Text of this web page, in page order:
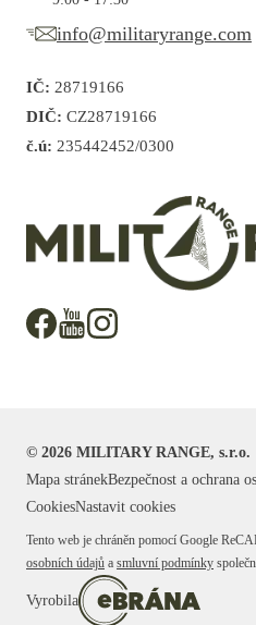
info@militaryrange.com
IČ: 28719166
DIČ: CZ28719166
č.ú: 235442452/0300
© 2026 MILITARY RANGE, s.r.o.
Mapa stránekBezpečnost a ochrana
CookiesNastavit cookies
Tento web je chráněn pomocí Google
osobních údajů a smluvní podmínky
Vyrobila